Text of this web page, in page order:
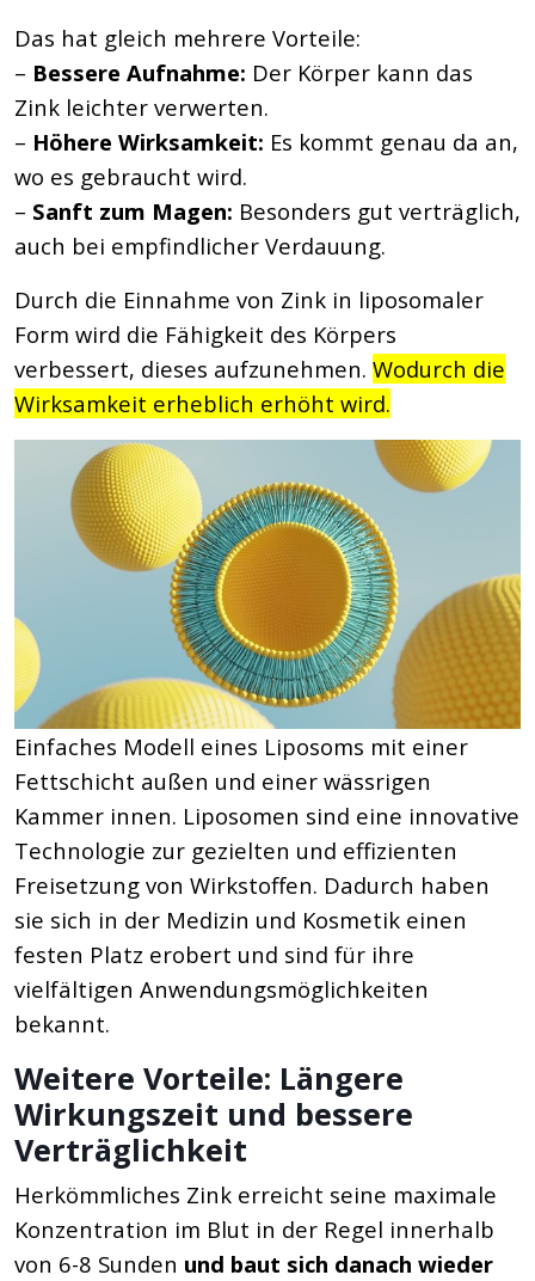
Das hat gleich mehrere Vorteile:
– Bessere Aufnahme: Der Körper kann das
Zink leichter verwerten.
– Höhere Wirksamkeit: Es kommt genau da an,
wo es gebraucht wird.
– Sanft zum Magen: Besonders gut verträglich,
auch bei empfindlicher Verdauung.
Durch die Einnahme von Zink in liposomaler
Form wird die Fähigkeit des Körpers
verbessert, dieses aufzunehmen. Wodurch die
Wirksamkeit erheblich erhöht wird.
Einfaches Modell eines Liposoms mit einer
Fettschicht außen und einer wässrigen
Kammer innen. Liposomen sind eine innovative
Technologie zur gezielten und effizienten
Freisetzung von Wirkstoffen. Dadurch haben
sie sich in der Medizin und Kosmetik einen
festen Platz erobert und sind für ihre
vielfältigen Anwendungsmöglichkeiten
bekannt.
Weitere Vorteile: Längere
Wirkungszeit und bessere
Verträglichkeit
Herkömmliches Zink erreicht seine maximale
Konzentration im Blut in der Regel innerhalb
von 6-8 Sunden und baut sich danach wieder